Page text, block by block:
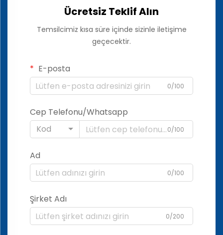
Ücretsiz Teklif Alın
Temsilcimiz kısa süre içinde sizinle iletişime
geçecektir.
E-posta
0/100
Cep Telefonu/Whatsapp
Kod
0/100
Ad
0/100
Şirket Adı
0/200